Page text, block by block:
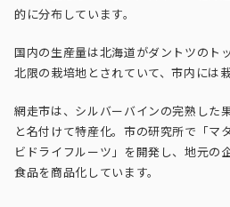
的に分布しています。
国内の生産量は北海道がダントツのト
北限の栽培地とされていて、市内には
網走市は、シルバーバインの完熟した
と名付けて特産化。市の研究所で「マ
ビドライフルーツ」を開発し、地元の
食品を商品化しています。